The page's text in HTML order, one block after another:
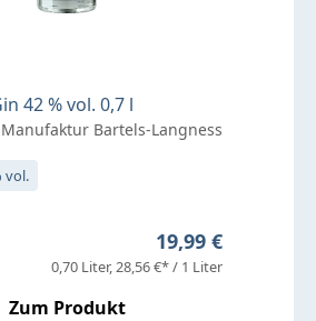
42 % vol. 0,7 l
Bartels-Langness
vol.
Regulärer Preis:
19,99 €
0,70 Liter 28,56 €* / 1 Liter
Zum Produkt